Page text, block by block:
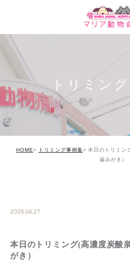
トリミン
HOME トリミング事例集
本日のトリミン
歯みがき）
2026.06.27
本日のトリミング(高濃度炭酸
がき）